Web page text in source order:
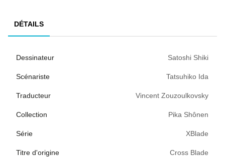
DÉTAILS
Dessinateur Satoshi Shiki
Scénariste Tatsuhiko Ida
Traducteur Vincent Zouzoulkovsky
Collection Pika Shônen
Série XBlade
Titre d'origine Cross Blade